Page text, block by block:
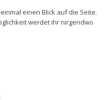
einen Blick auf die Seite.
werdet ihr nirgendwo